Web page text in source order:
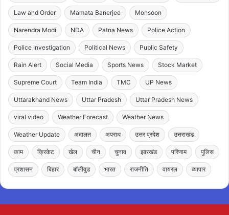
Law and Order Mamata Banerjee Monsoon
Narendra Modi NDA Patna News Police Action
Police Investigation Political News Public Safety
Rain Alert Social Media Sports News Stock Market
Supreme Court Team India TMC UP News
Uttarakhand News Uttar Pradesh Uttar Pradesh News
viral video Weather Forecast Weather News
Weather Update अदालत अपराध उत्तर प्रदेश उत्तराखंड
काम क्रिकेट खेल चीन चुनाव झारखंड परिणाम पुलिस
प्रशासन बिहार बॉलीवुड भारत राजनीति वायरल व्यापार